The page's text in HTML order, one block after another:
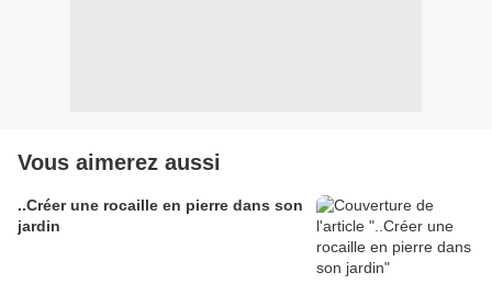
Vous aimerez aussi
..Créer une rocaille en pierre dans son
jardin